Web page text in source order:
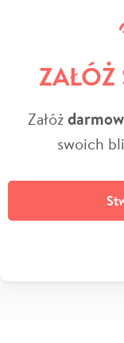
Załóż
swoich